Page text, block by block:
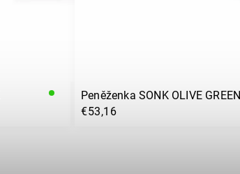
Peněženka SONK OLIVE GREEN
€53,16